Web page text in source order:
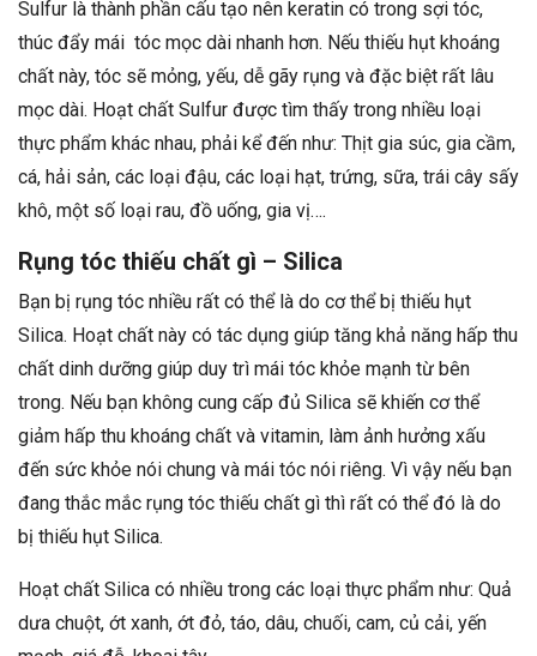
Sulfur là thành phần cấu tạo nên keratin có trong sợi tóc,
thúc đẩy mái tóc mọc dài nhanh hơn. Nếu thiếu hụt khoáng
chất này, tóc sẽ mỏng, yếu, dễ gãy rụng và đặc biệt rất lâu
mọc dài. Hoạt chất Sulfur được tìm thấy trong nhiều loại
thực phẩm khác nhau, phải kể đến như: Thịt gia súc, gia cầm,
cá, hải sản, các loại đậu, các loại hạt, trứng, sữa, trái cây sấy
khô, một số loại rau, đồ uống, gia vị….
Rụng tóc thiếu chất gì – Silica
Bạn bị rụng tóc nhiều rất có thể là do cơ thể bị thiếu hụt
Silica. Hoạt chất này có tác dụng giúp tăng khả năng hấp thu
chất dinh dưỡng giúp duy trì mái tóc khỏe mạnh từ bên
trong. Nếu bạn không cung cấp đủ Silica sẽ khiến cơ thể
giảm hấp thu khoáng chất và vitamin, làm ảnh hưởng xấu
đến sức khỏe nói chung và mái tóc nói riêng. Vì vậy nếu bạn
đang thắc mắc rụng tóc thiếu chất gì thì rất có thể đó là do
bị thiếu hụt Silica.
Hoạt chất Silica có nhiều trong các loại thực phẩm như: Quả
dưa chuột, ớt xanh, ớt đỏ, táo, dâu, chuối, cam, củ cải, yến